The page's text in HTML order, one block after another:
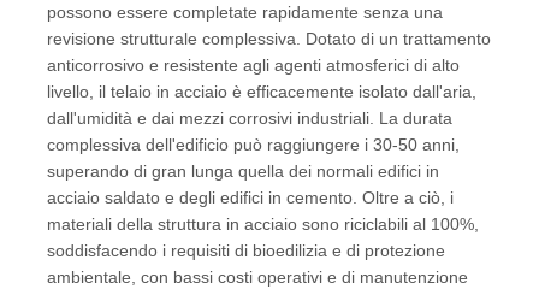
possono essere completate rapidamente senza una
revisione strutturale complessiva. Dotato di un trattamento
anticorrosivo e resistente agli agenti atmosferici di alto
livello, il telaio in acciaio è efficacemente isolato dall'aria,
dall'umidità e dai mezzi corrosivi industriali. La durata
complessiva dell'edificio può raggiungere i 30-50 anni,
superando di gran lunga quella dei normali edifici in
acciaio saldato e degli edifici in cemento. Oltre a ciò, i
materiali della struttura in acciaio sono riciclabili al 100%,
soddisfacendo i requisiti di bioedilizia e di protezione
ambientale, con bassi costi operativi e di manutenzione